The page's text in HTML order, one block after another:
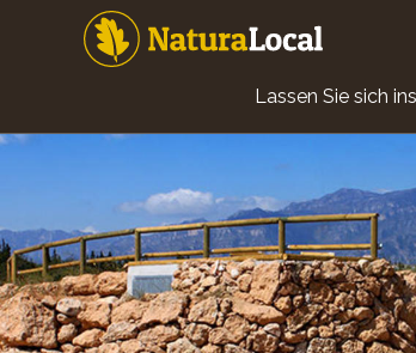
Main
Lassen Sie sich